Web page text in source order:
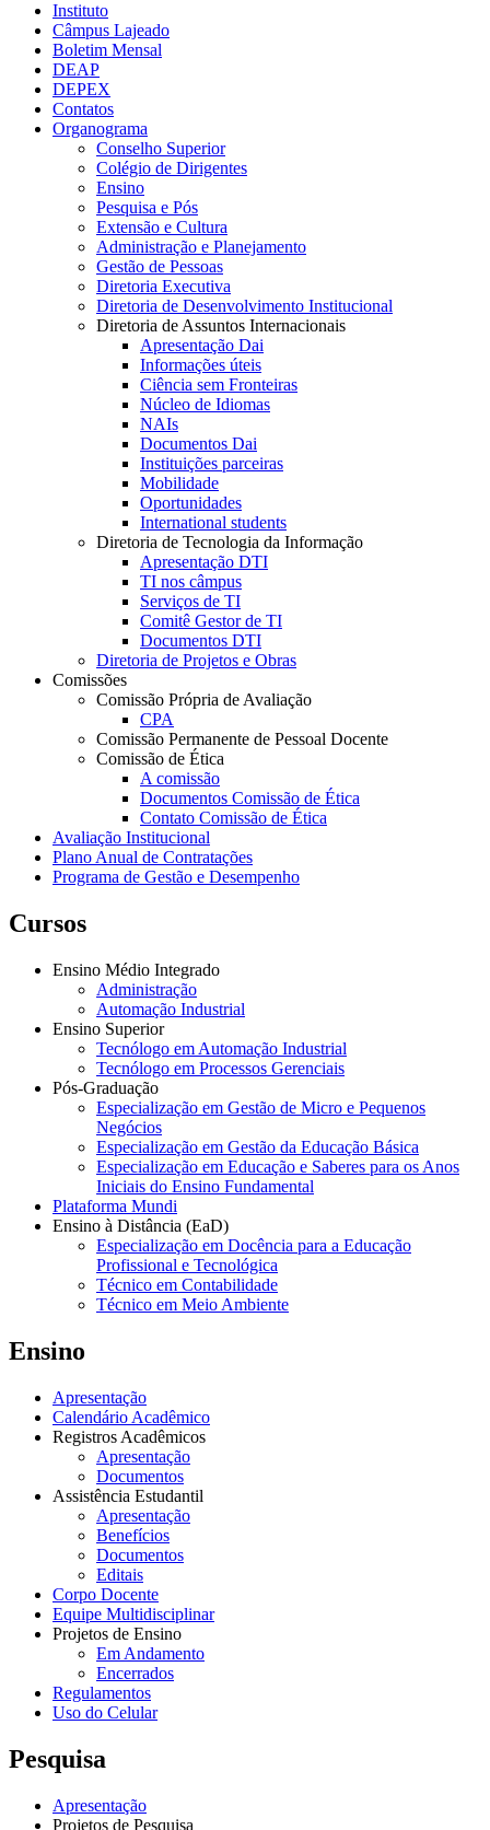
Instituto
Câmpus Lajeado
Boletim Mensal
DEAP
DEPEX
Contatos
Organograma
Conselho Superior
Colégio de Dirigentes
Ensino
Pesquisa e Pós
Extensão e Cultura
Administração e Planejamento
Gestão de Pessoas
Diretoria Executiva
Diretoria de Desenvolvimento Institucional
Diretoria de Assuntos Internacionais
Apresentação Dai
Informações úteis
Ciência sem Fronteiras
Núcleo de Idiomas
NAIs
Documentos Dai
Instituições parceiras
Mobilidade
Oportunidades
International students
Diretoria de Tecnologia da Informação
Apresentação DTI
TI nos câmpus
Serviços de TI
Comitê Gestor de TI
Documentos DTI
Diretoria de Projetos e Obras
Comissões
Comissão Própria de Avaliação
CPA
Comissão Permanente de Pessoal Docente
Comissão de Ética
A comissão
Documentos Comissão de Ética
Contato Comissão de Ética
Avaliação Institucional
Plano Anual de Contratações
Programa de Gestão e Desempenho
Cursos
Ensino Médio Integrado
Administração
Automação Industrial
Ensino Superior
Tecnólogo em Automação Industrial
Tecnólogo em Processos Gerenciais
Pós-Graduação
Especialização em Gestão de Micro e Pequenos
Negócios
Especialização em Gestão da Educação Básica
Especialização em Educação e Saberes para os Anos
Iniciais do Ensino Fundamental
Plataforma Mundi
Ensino à Distância (EaD)
Especialização em Docência para a Educação
Profissional e Tecnológica
Técnico em Contabilidade
Técnico em Meio Ambiente
Ensino
Apresentação
Calendário Acadêmico
Registros Acadêmicos
Apresentação
Documentos
Assistência Estudantil
Apresentação
Benefícios
Documentos
Editais
Corpo Docente
Equipe Multidisciplinar
Projetos de Ensino
Em Andamento
Encerrados
Regulamentos
Uso do Celular
Pesquisa
Apresentação
Projetos de Pesquisa